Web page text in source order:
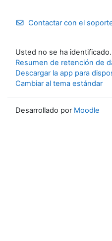
Contactar con el
Usted no se ha
Resumen de retención de
Descargar la app para
Cambiar al tema estándar
Desarrollado por Moodle